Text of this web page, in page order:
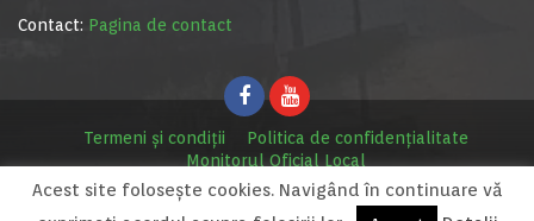
Contact: Pagina de contact
Termeni și condiții
Politica de confidențialitate
Monitorul Oficial Local
© Primăria Roata de Jos, 2020. Site realizat de MediaDigi.ro
Acest site foloseşte cookies. Navigând în continuare vă